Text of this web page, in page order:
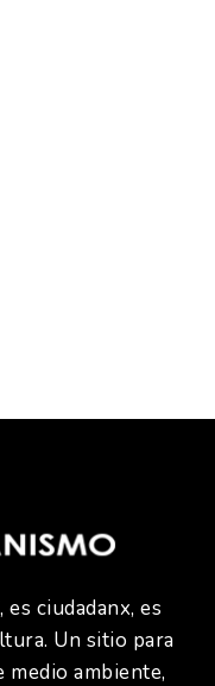
ciudadanx, es
Un sitio para
ambiente,